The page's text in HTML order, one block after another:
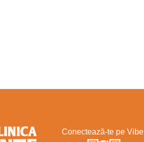
Conectează-te pe